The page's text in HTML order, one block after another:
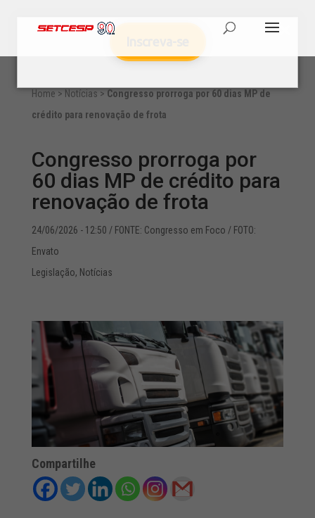
Home > Notícias > Congresso prorroga por 60 dias MP de
crédito para renovação de frota
Congresso prorroga por
60 dias MP de crédito para
renovação de frota
24/06/2026 - 12:50 / FONTE: Congresso em Foco / FOTO:
Envato
Legislação, Notícias
Compartilhe